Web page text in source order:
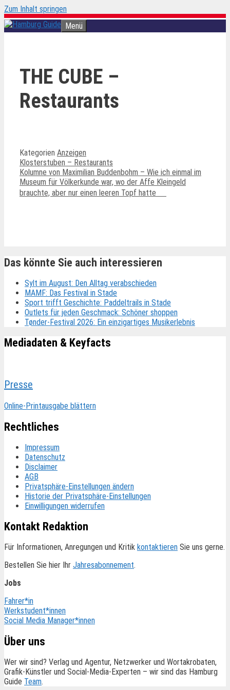
Zum Inhalt springen
Menü
THE CUBE –
Restaurants
Kategorien Anzeigen
Klosterstuben – Restaurants
Kolumne von Maximilian Buddenbohm – Wie ich einmal im
Museum für Völkerkunde war, wo der Affe Kleingeld
brauchte, aber nur einen leeren Topf hatte
Das könnte Sie auch interessieren
Sylt im August: Den Alltag verabschieden
MAMF: Das Festival in Stade
Sport trifft Geschichte: Paddeltrails in Stade
Outlets für jeden Geschmack: Schöner shoppen
Tønder-Festival 2026: Ein einzigartiges Musikerlebnis
Mediadaten & Keyfacts
Presse
Online-Printausgabe blättern
Rechtliches
Impressum
Datenschutz
Disclaimer
AGB
Privatsphäre-Einstellungen ändern
Historie der Privatsphäre-Einstellungen
Einwilligungen widerrufen
Kontakt Redaktion
Für Informationen, Anregungen und Kritik kontaktieren Sie uns gerne.
Bestellen Sie hier Ihr Jahresabonnement.
Jobs
Fahrer*in
Werkstudent*innen
Social Media Manager*innen
Über uns
Wer wir sind? Verlag und Agentur, Netzwerker und Wortakrobaten,
Grafik-Künstler und Social-Media-Experten – wir sind das Hamburg
Guide Team.